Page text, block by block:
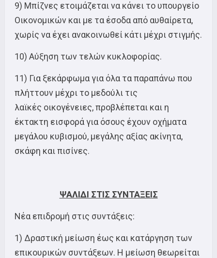
9) Μπίζνες ετοιμάζεται να κάνει το υπουργείο
Οικονομικών και με τα έσοδα από αυθαίρετα,
χωρίς να έχει ανακοινωθεί κάτι μέχρι στιγμής.
10) Αύξηση των τελών κυκλοφορίας.
11) Για ξεκάρφωμα για όλα τα παραπάνω που
πλήττουν μέχρι το μεδούλι τις
λαϊκές οικογένειες, προβλέπεται και η
έκτακτη εισφορά για όσους έχουν οχήματα
μεγάλου κυβισμού, μεγάλης αξίας ακίνητα,
σκάφη και πισίνες.
ΨΑΛΙΔΙ ΣΤΙΣ ΣΥΝΤΑΞΕΙΣ
Νέα επιδρομή στις συντάξεις:
1) Δραστική μείωση έως και κατάργηση των
επικουρικών συντάξεων. Η μείωση θεωρείται